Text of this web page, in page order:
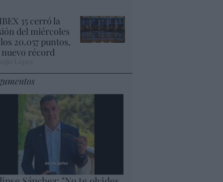
35 cerró la
del miércoles
20.057 puntos,
récord